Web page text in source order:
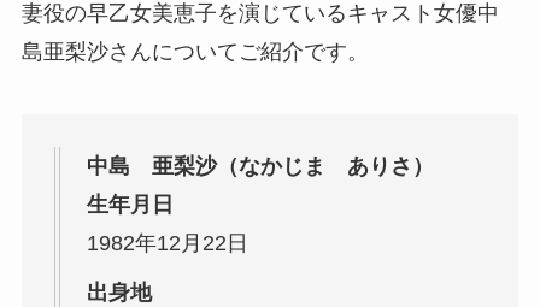
妻役の早乙女美恵子を演じているキャスト女優中
島亜梨沙さんについてご紹介です。
中島 亜梨沙（なかじま ありさ）
生年月日
1982年12月22日
出身地